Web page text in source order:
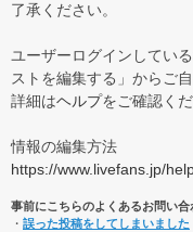
了承ください。
ユーザーログインしてい
ストを編集する」からご
詳細はヘルプをご確認くだ
情報の編集方法
https://www.livefans.jp/
事前にこちらのよくあるお問い合
・ 誤った投稿をしてしまいました